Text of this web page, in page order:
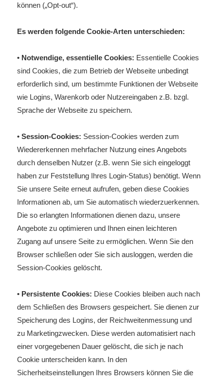
können („Opt-out“).
Es werden folgende Cookie-Arten unterschieden:
• Notwendige, essentielle Cookies: Essentielle Cookies
sind Cookies, die zum Betrieb der Webseite unbedingt
erforderlich sind, um bestimmte Funktionen der Webseite
wie Logins, Warenkorb oder Nutzereingaben z.B. bzgl.
Sprache der Webseite zu speichern.
• Session-Cookies: Session-Cookies werden zum
Wiedererkennen mehrfacher Nutzung eines Angebots
durch denselben Nutzer (z.B. wenn Sie sich eingeloggt
haben zur Feststellung Ihres Login-Status) benötigt. Wenn
Sie unsere Seite erneut aufrufen, geben diese Cookies
Informationen ab, um Sie automatisch wiederzuerkennen.
Die so erlangten Informationen dienen dazu, unsere
Angebote zu optimieren und Ihnen einen leichteren
Zugang auf unsere Seite zu ermöglichen. Wenn Sie den
Browser schließen oder Sie sich ausloggen, werden die
Session-Cookies gelöscht.
• Persistente Cookies: Diese Cookies bleiben auch nach
dem Schließen des Browsers gespeichert. Sie dienen zur
Speicherung des Logins, der Reichweitenmessung und
zu Marketingzwecken. Diese werden automatisiert nach
einer vorgegebenen Dauer gelöscht, die sich je nach
Cookie unterscheiden kann. In den
Sicherheitseinstellungen Ihres Browsers können Sie die